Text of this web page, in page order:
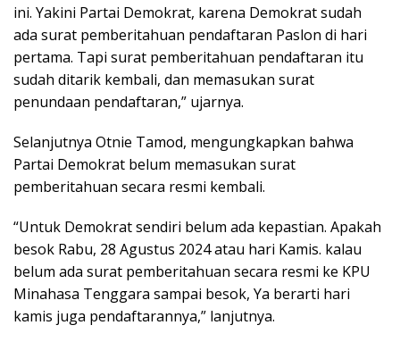
ini. Yakini Partai Demokrat, karena Demokrat sudah
ada surat pemberitahuan pendaftaran Paslon di hari
pertama. Tapi surat pemberitahuan pendaftaran itu
sudah ditarik kembali, dan memasukan surat
penundaan pendaftaran,” ujarnya.
Selanjutnya Otnie Tamod, mengungkapkan bahwa
Partai Demokrat belum memasukan surat
pemberitahuan secara resmi kembali.
“Untuk Demokrat sendiri belum ada kepastian. Apakah
besok Rabu, 28 Agustus 2024 atau hari Kamis. kalau
belum ada surat pemberitahuan secara resmi ke KPU
Minahasa Tenggara sampai besok, Ya berarti hari
kamis juga pendaftarannya,” lanjutnya.